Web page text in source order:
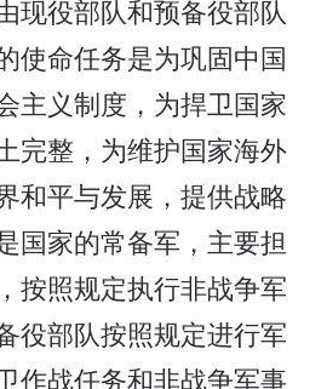
现役部队和预备役部队
使命任务是为巩固中国
主义制度，为捍卫国家
完整，为维护国家海外
和平与发展，提供战略
国家的常备军，主要担
按照规定执行非战争军
役部队按照规定进行军
作战任务和非战争军事